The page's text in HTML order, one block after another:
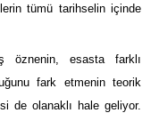
tümü tarihselin içinde
öznenin, esasta farklı
fark etmenin teorik
de olanaklı hale geliyor.